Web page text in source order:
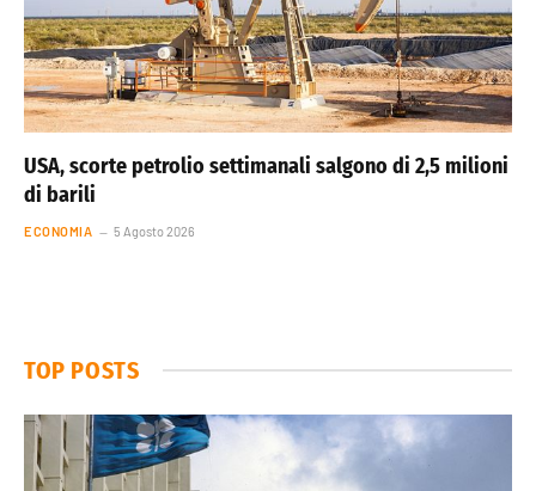
USA, scorte petrolio settimanali salgono di 2,5 milioni
di barili
ECONOMIA 5 Agosto 2026
TOP POSTS